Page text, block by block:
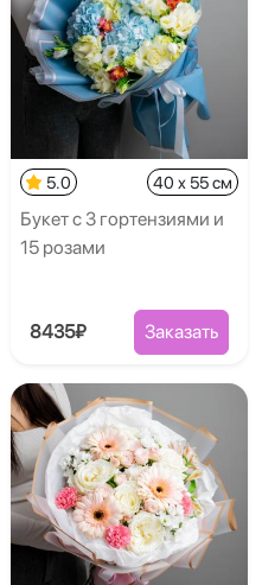
5.0 40 x 55 см
Букет с 3 гортензиями и
15 розами
8435₽ Заказать